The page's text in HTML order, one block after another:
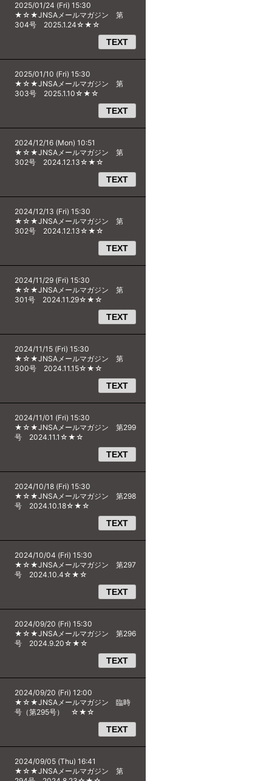
2025/01/24 (Fri) 15:30
★☆★JNSAメールマガジン 第
304号 2025.1.24☆★☆
TEXT
2025/01/10 (Fri) 15:30
★☆★JNSAメールマガジン 第
303号 2025.1.10☆★☆
TEXT
2024/12/16 (Mon) 10:51
★☆★JNSAメールマガジン 第
302号 2024.12.13☆★☆
TEXT
2024/12/13 (Fri) 15:30
★☆★JNSAメールマガジン 第
302号 2024.12.13☆★☆
TEXT
2024/11/29 (Fri) 15:30
★☆★JNSAメールマガジン 第
301号 2024.11.29☆★☆
TEXT
2024/11/15 (Fri) 15:30
★☆★JNSAメールマガジン 第
300号 2024.11.15☆★☆
TEXT
2024/11/01 (Fri) 15:30
★☆★JNSAメールマガジン 第299
号 2024.11.1☆★☆
TEXT
2024/10/18 (Fri) 15:30
★☆★JNSAメールマガジン 第298
号 2024.10.18☆★☆
TEXT
2024/10/04 (Fri) 15:30
★☆★JNSAメールマガジン 第297
号 2024.10.4☆★☆
TEXT
2024/09/20 (Fri) 15:30
★☆★JNSAメールマガジン 第296
号 2024.9.20☆★☆
TEXT
2024/09/20 (Fri) 12:00
★☆★JNSAメールマガジン 臨時
号（第295号） ☆★☆
TEXT
2024/09/05 (Thu) 16:41
★☆★JNSAメールマガジン 第